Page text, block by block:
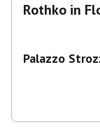
Rothko in
Palazzo